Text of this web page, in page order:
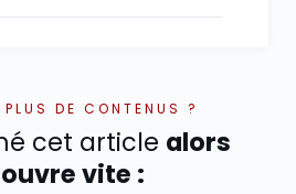
DE CONTENUS ?
cet article alors
vite :